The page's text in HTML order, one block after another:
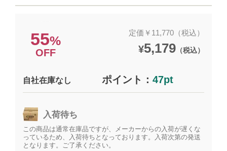
55%
OFF
定価￥11,770（税込）
¥5,179（税込）
自社在庫なし ポイント：47pt
入荷待ち
この商品は通常在庫品ですが、メーカーからの入荷が遅くな
っているため、入荷待ちとなっております。入荷次第の発送
となります。ご了承ください。